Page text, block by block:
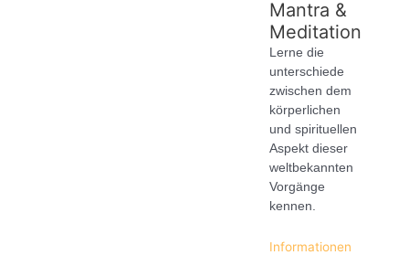
Mantra &
Meditation
Lerne die
unterschiede
zwischen dem
körperlichen
und spirituellen
Aspekt dieser
weltbekannten
Vorgänge
kennen.
Informationen